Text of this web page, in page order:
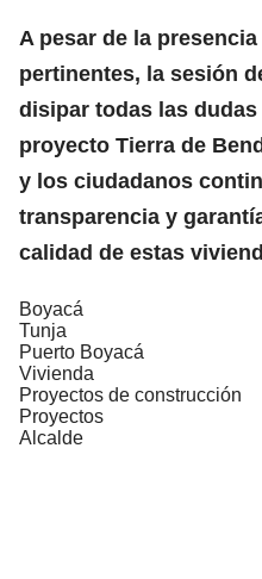
A pesar de la
pertinentes, la sesión
disipar todas las
proyecto Tierra de
y los ciudadanos
transparencia y
calidad de estas
Boyacá
Tunja
Puerto Boyacá
Vivienda
Proyectos de construcción
Proyectos
Alcalde